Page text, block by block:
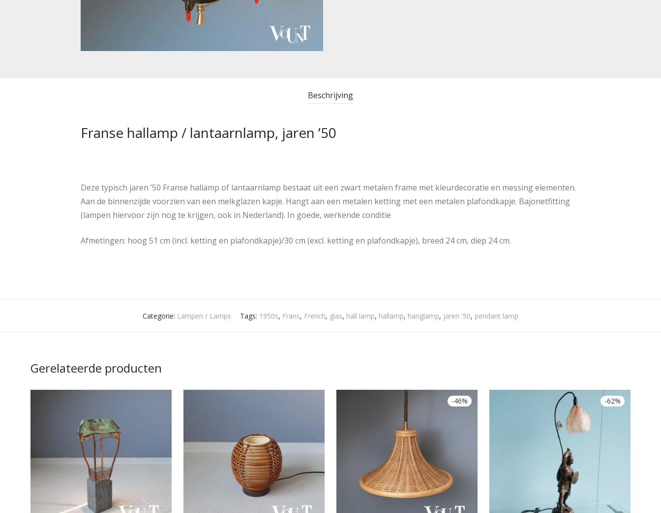
Beschrijving
Franse hallamp / lantaarnlamp, jaren ’50
Deze typisch jaren ’50 Franse hallamp of lantaarnlamp bestaat uit een zwart metalen frame met kleurdecoratie en messing elementen.
Aan de binnenzijde voorzien van een melkglazen kapje. Hangt aan een metalen ketting met een metalen plafondkapje. Bajonetfitting
(lampen hiervoor zijn nog te krijgen, ook in Nederland). In goede, werkende conditie
Afmetingen: hoog 51 cm (incl. ketting en plafondkapje)/30 cm (excl. ketting en plafondkapje), breed 24 cm, diep 24 cm.
Categorie: Lampen / Lamps Tags: 1950s, Frans, French, glas, hall lamp, hallamp, hanglamp, jaren '50, pendant lamp
Gerelateerde producten
-46% -62%